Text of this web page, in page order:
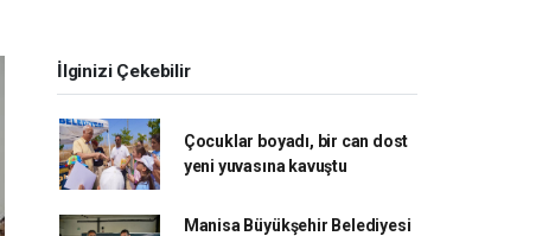
İlginizi Çekebilir
Çocuklar boyadı, bir can dost
yeni yuvasına kavuştu
Manisa Büyükşehir Belediyesi